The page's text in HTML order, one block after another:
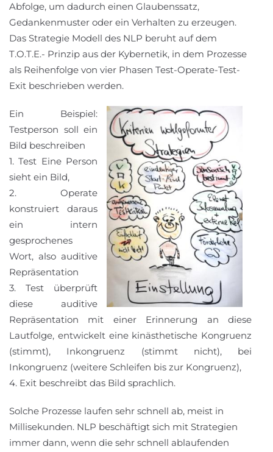
Abfolge, um dadurch einen Glaubenssatz,
Gedankenmuster oder ein Verhalten zu erzeugen.
Das Strategie Modell des NLP beruht auf dem
T.O.T.E.- Prinzip aus der Kybernetik, in dem Prozesse
als Reihenfolge von vier Phasen Test-Operate-Test-
Exit beschrieben werden.
Ein Beispiel:
Testperson soll ein
Bild beschreiben
1. Test Eine Person
sieht ein Bild,
2. Operate
konstruiert daraus
ein intern
gesprochenes
Wort, also auditive
Repräsentation
3. Test überprüft
diese auditive
Repräsentation mit einer Erinnerung an diese
Lautfolge, entwickelt eine kinästhetische Kongruenz
(stimmt), Inkongruenz (stimmt nicht), bei
Inkongruenz (weitere Schleifen bis zur Kongruenz),
4. Exit beschreibt das Bild sprachlich.
Solche Prozesse laufen sehr schnell ab, meist in
Millisekunden. NLP beschäftigt sich mit Strategien
immer dann, wenn die sehr schnell ablaufenden